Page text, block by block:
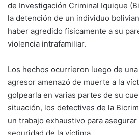
de Investigación Criminal Iquique
la detención de un individuo
haber agredido físicamente a su
violencia intrafamiliar.
Los hechos ocurrieron luego de
agresor amenazó de muerte a la
golpearla en varias partes de su
situación, los detectives de la
un trabajo exhaustivo para